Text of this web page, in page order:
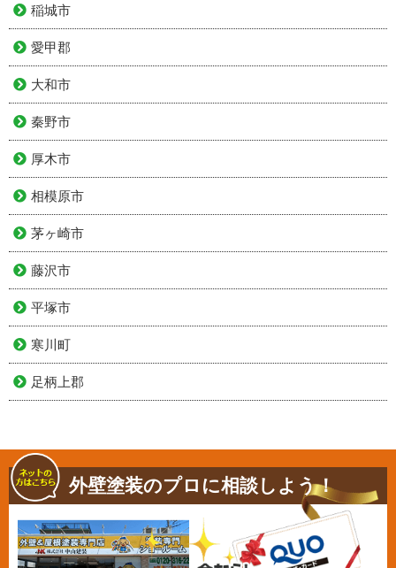
稲城市
愛甲郡
大和市
秦野市
厚木市
相模原市
茅ヶ崎市
藤沢市
平塚市
寒川町
足柄上郡
外壁塗装のプロに相談しよう！